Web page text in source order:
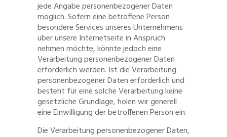
jede Angabe personenbezogener Daten
möglich. Sofern eine betroffene Person
besondere Services unseres Unternehmens
über unsere Internetseite in Anspruch
nehmen möchte, könnte jedoch eine
Verarbeitung personenbezogener Daten
erforderlich werden. Ist die Verarbeitung
personenbezogener Daten erforderlich und
besteht für eine solche Verarbeitung keine
gesetzliche Grundlage, holen wir generell
eine Einwilligung der betroffenen Person ein.
Die Verarbeitung personenbezogener Daten,